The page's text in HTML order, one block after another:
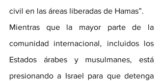
civil en las áreas liberadas de Hamas”.
Mientras que la mayor parte de la
comunidad internacional, incluidos los
Estados árabes y musulmanes, está
presionando a Israel para que detenga